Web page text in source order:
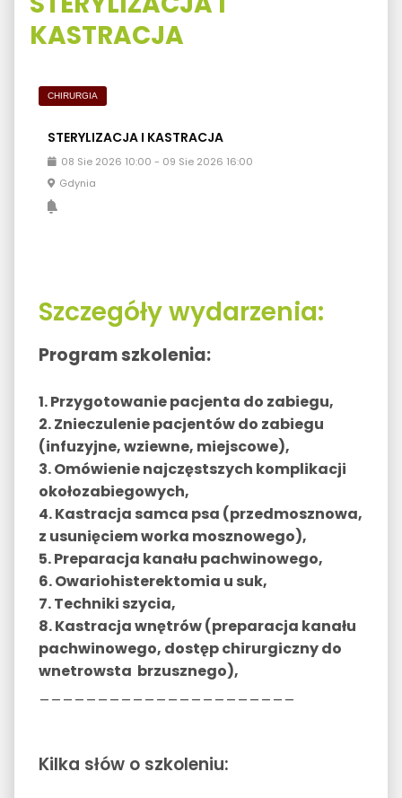
KASTRACJA
CHIRURGIA
STERYLIZACJA I KASTRACJA
08 Sie 2026 10:00 - 09 Sie 2026 16:00
Gdynia
Szczegóły wydarzenia:
Program szkolenia:
1. Przygotowanie pacjenta do zabiegu,
2. Znieczulenie pacjentów do zabiegu
(infuzyjne, wziewne, miejscowe),
3. Omówienie najczęstszych komplikacji
okołozabiegowych,
4. Kastracja samca psa (przedmosznowa,
z usunięciem worka mosznowego),
5. Preparacja kanału pachwinowego,
6. Owariohisterektomia u suk,
7. Techniki szycia,
8. Kastracja wnętrów (preparacja kanału
pachwinowego, dostęp chirurgiczny do
wnetrowsta brzusznego),
Kilka słów o szkoleniu: